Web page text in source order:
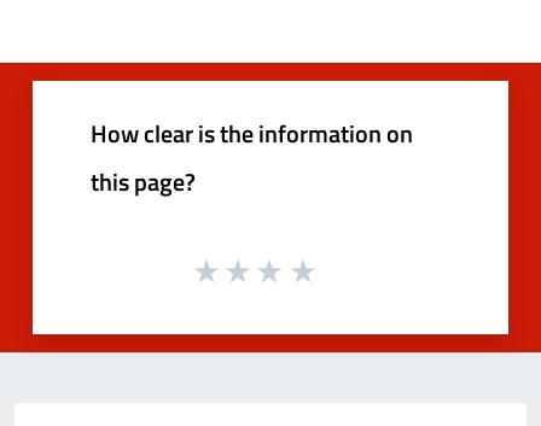
How clear is the information on
this page?